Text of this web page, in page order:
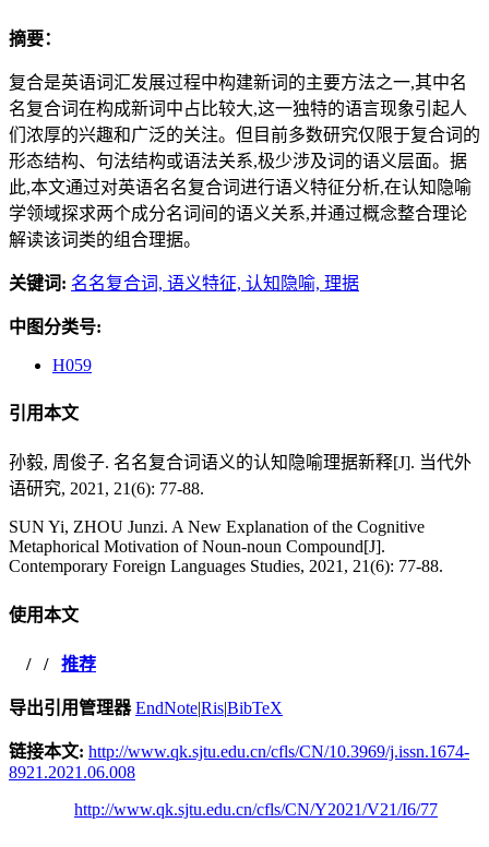
摘要：
复合是英语词汇发展过程中构建新词的主要方法之一,其中名
名复合词在构成新词中占比较大,这一独特的语言现象引起人
们浓厚的兴趣和广泛的关注。但目前多数研究仅限于复合词的
形态结构、句法结构或语法关系,极少涉及词的语义层面。据
此,本文通过对英语名名复合词进行语义特征分析,在认知隐喻
学领域探求两个成分名词间的语义关系,并通过概念整合理论
解读该词类的组合理据。
关键词: 名名复合词, 语义特征, 认知隐喻, 理据
中图分类号:
H059
引用本文
孙毅, 周俊子. 名名复合词语义的认知隐喻理据新释[J]. 当代外
语研究, 2021, 21(6): 77-88.
SUN Yi, ZHOU Junzi. A New Explanation of the Cognitive
Metaphorical Motivation of Noun-noun Compound[J].
Contemporary Foreign Languages Studies, 2021, 21(6): 77-88.
使用本文
/ / 推荐
导出引用管理器 EndNote|Ris|BibTeX
链接本文: http://www.qk.sjtu.edu.cn/cfls/CN/10.3969/j.issn.1674-
8921.2021.06.008
http://www.qk.sjtu.edu.cn/cfls/CN/Y2021/V21/I6/77